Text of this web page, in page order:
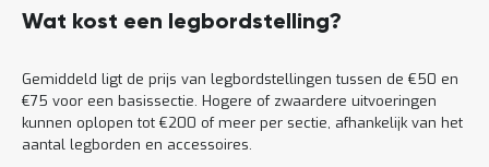
Wat kost een legbordstelling?
Gemiddeld ligt de prijs van legbordstellingen tussen de €50 en
€75 voor een basissectie. Hogere of zwaardere uitvoeringen
kunnen oplopen tot €200 of meer per sectie, afhankelijk van het
aantal legborden en accessoires.